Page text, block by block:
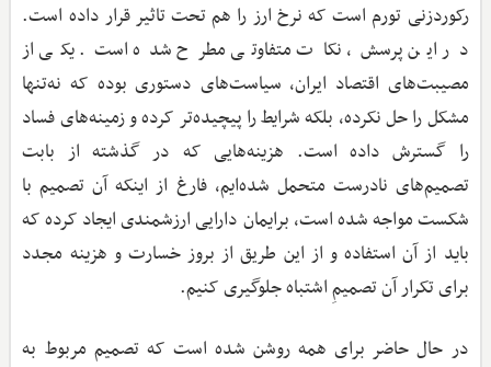
رکوردزنی تورم است که نرخ ارز را هم تحت تاثیر قرار داده است.
در این پرسش، نکات متفاوتی مطرح شده است. یکی از
مصیبت‌های اقتصاد ایران، سیاست‌های دستوری بوده که نه‌تنها
مشکل را حل نکرده، بلکه شرایط را پیچیده‌تر کرده و زمینه‌های فساد
را گسترش داده است. هزینه‌هایی که در گذشته از بابت
تصمیم‌های نادرست متحمل شده‌ایم، فارغ از اینکه آن تصمیم با
شکست مواجه شده است، برایمان دارایی ارزشمندی ایجاد کرده که
باید از آن استفاده و از این طریق از بروز خسارت و هزینه مجدد
برای تکرار آن تصمیمِ اشتباه جلوگیری کنیم.
در حال حاضر برای همه روشن شده است که تصمیم مربوط به